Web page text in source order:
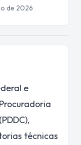
de 2026
e
técnicas